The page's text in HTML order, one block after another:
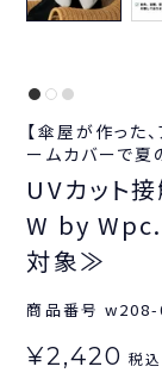
【傘屋が作った
ームカバーで
UVカット
W by Wpc.
対象≫
商品番号
¥2,420 税込